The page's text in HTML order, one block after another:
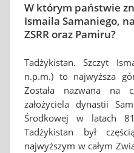
W którym państwie
Ismaila Samaniego,
ZSRR oraz Pamiru?
Tadżykistan. Szczyt
n.p.m.) to najwyższa
Została nazwana na
założyciela dynastii
Środkowej w latach
Tadżykistan był
najwyższym w całym